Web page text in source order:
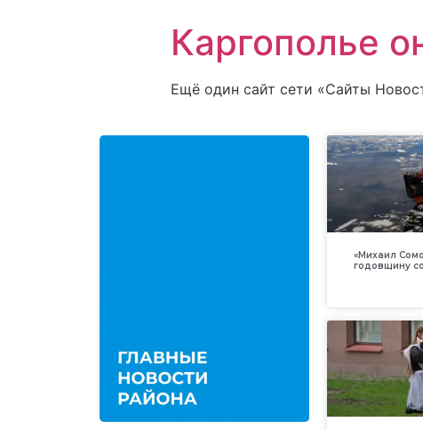
Каргополье
Ещё один сайт сети «Сайты
«Михаил
годовщину